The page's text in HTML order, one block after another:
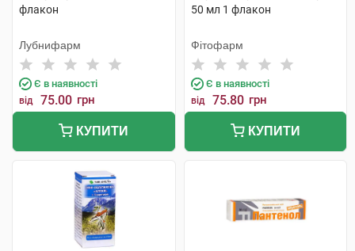
флакон
Лубнифарм
Є в наявності
від 75.00 грн
КУПИТИ
50 мл 1 флакон
Фітофарм
Є в наявності
від 75.80 грн
КУПИТИ